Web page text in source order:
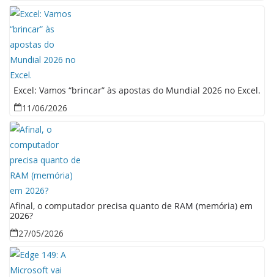
Excel: Vamos “brincar” às apostas do Mundial 2026 no Excel.
11/06/2026
Afinal, o computador precisa quanto de RAM (memória) em
2026?
27/05/2026